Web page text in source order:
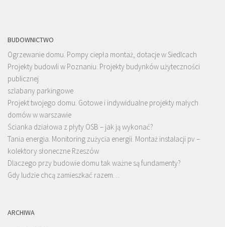
BUDOWNICTWO
Ogrzewanie domu. Pompy ciepła montaż, dotacje w Siedlcach
Projekty budowli w Poznaniu. Projekty budynków użyteczności
publicznej
szlabany parkingowe
Projekt twojego domu. Gotowe i indywidualne projekty małych
domów w warszawie
Ścianka działowa z płyty OSB – jak ją wykonać?
Tania energia. Monitoring zużycia energii. Montaż instalacji pv –
kolektory słoneczne Rzeszów
Dlaczego przy budowie domu tak ważne są fundamenty?
Gdy ludzie chcą zamieszkać razem…
ARCHIWA